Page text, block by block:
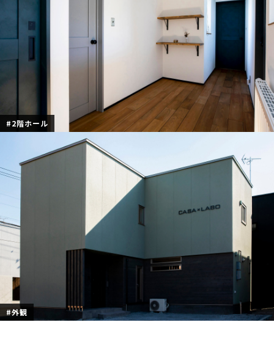
#2階ホール
#外観